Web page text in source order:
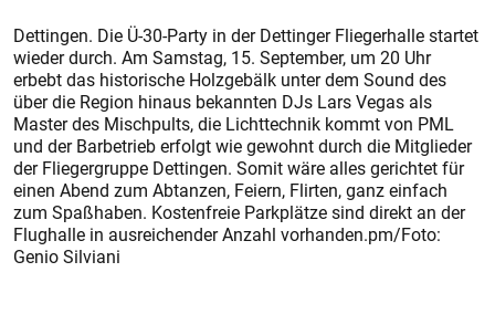
Dettingen. Die Ü-30-Party in der Dettinger Fliegerhalle startet
wieder durch. Am Samstag, 15. September, um 20 Uhr
erbebt das historische Holzgebälk unter dem Sound des
über die Region hinaus bekannten DJs Lars Vegas als
Master des Mischpults, die Lichttechnik kommt von PML
und der Barbetrieb erfolgt wie gewohnt durch die Mitglieder
der Fliegergruppe Dettingen. Somit wäre alles gerichtet für
einen Abend zum Abtanzen, Feiern, Flirten, ganz einfach
zum Spaßhaben. Kostenfreie Parkplätze sind direkt an der
Flughalle in ausreichender Anzahl vorhanden.pm/Foto:
Genio Silviani